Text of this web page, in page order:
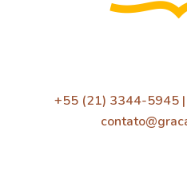
+55 (21) 3344-5945